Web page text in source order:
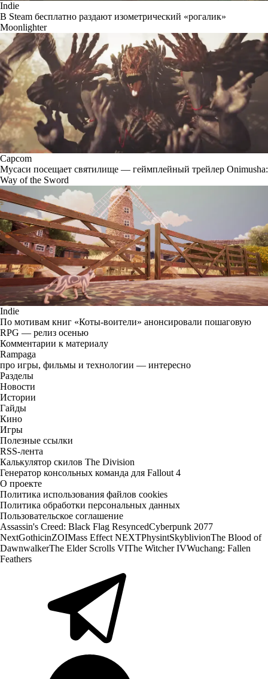
Indie
В Steam бесплатно раздают изометрический «рогалик»
Moonlighter
Capcom
Мусаси посещает святилище — геймплейный трейлер Onimusha:
Way of the Sword
Indie
По мотивам книг «Коты-воители» анонсировали пошаговую
RPG — релиз осенью
Комментарии к материалу
Rampaga
про игры, фильмы и технологии — интересно
Разделы
Новости
Истории
Гайды
Кино
Игры
Полезные ссылки
RSS-лента
Калькулятор скилов The Division
Генератор консольных команда для Fallout 4
О проекте
Политика использования файлов cookies
Политика обработки персональных данных
Пользовательское соглашение
Assassin's Creed: Black Flag ResyncedCyberpunk 2077
NextGothicinZOIMass Effect NEXTPhysintSkyblivionThe Blood of
DawnwalkerThe Elder Scrolls VIThe Witcher IVWuchang: Fallen
Feathers